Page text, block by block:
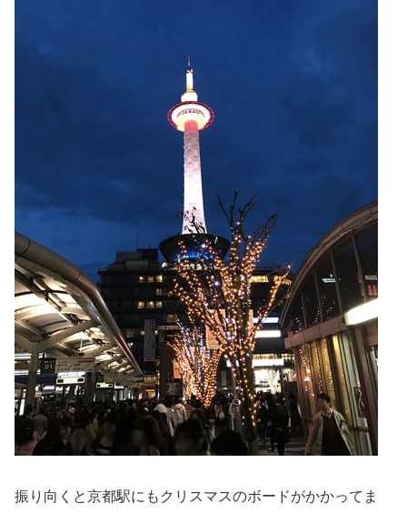
振り向くと京都駅にもクリスマスのボードがかかってま